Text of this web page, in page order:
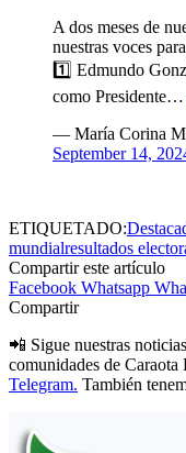
A dos meses de
nuestras voces
1️⃣ Edmundo
como Presidente…
— María Corina
September 14,
ETIQUETADO:
mundialresultados
Compartir este artículo
Facebook Whatsapp
Compartir
📲 Sigue nuestras
comunidades de
Telegram. También